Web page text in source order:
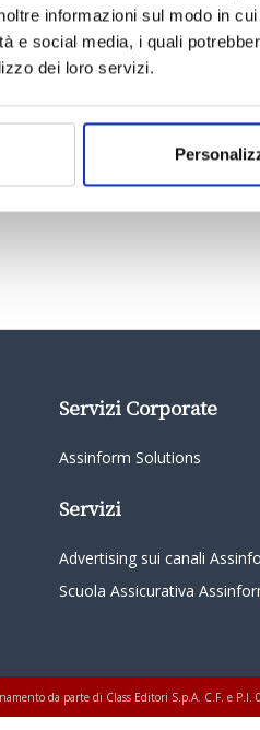
informazioni sul modo in
e social media, i quali
dei loro servizi.
Servizi Corporate
Assinform Solutions
Servizi
Advertising sui canali
Scuola Assicurativa
da parte di Class Editori S.p.A. C.F. e